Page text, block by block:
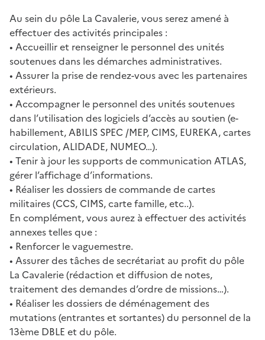
Au sein du pôle La Cavalerie, vous serez amené à
effectuer des activités principales :
• Accueillir et renseigner le personnel des unités
soutenues dans les démarches administratives.
• Assurer la prise de rendez-vous avec les partenaires
extérieurs.
• Accompagner le personnel des unités soutenues
dans l’utilisation des logiciels d’accès au soutien (e-
habillement, ABILIS SPEC /MEP, CIMS, EUREKA, cartes
circulation, ALIDADE, NUMEO…).
• Tenir à jour les supports de communication ATLAS,
gérer l’affichage d’informations.
• Réaliser les dossiers de commande de cartes
militaires (CCS, CIMS, carte famille, etc..).
En complément, vous aurez à effectuer des activités
annexes telles que :
• Renforcer le vaguemestre.
• Assurer des tâches de secrétariat au profit du pôle
La Cavalerie (rédaction et diffusion de notes,
traitement des demandes d’ordre de missions…).
• Réaliser les dossiers de déménagement des
mutations (entrantes et sortantes) du personnel de la
13ème DBLE et du pôle.